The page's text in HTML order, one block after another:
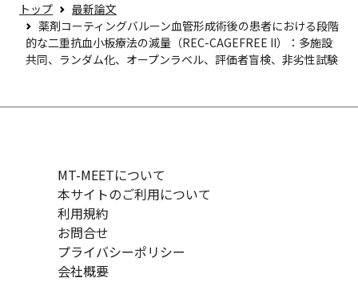
トップ
最新論文
薬剤コーティングバルーン血管形成術後の患者における段階
的な二重抗血小板療法の減量（REC-CAGEFREE II）：多施設
共同、ランダム化、オープンラベル、評価者盲検、非劣性試験
MT-MEETについて
本サイトのご利用について
利用規約
お問合せ
プライバシーポリシー
会社概要